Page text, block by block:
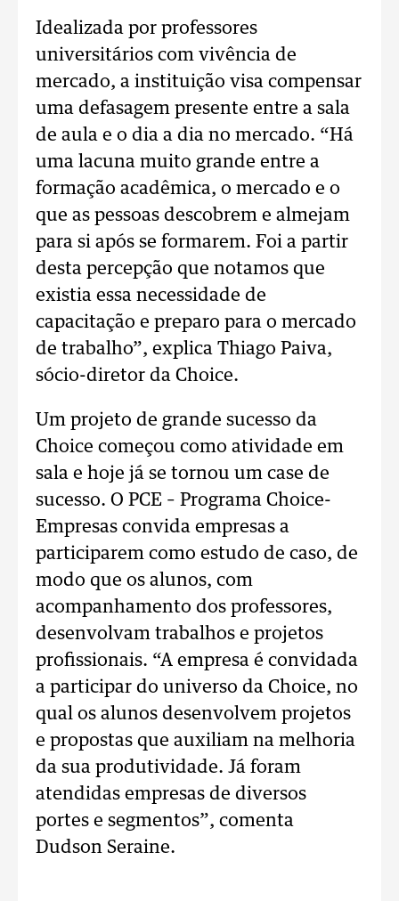
Idealizada por professores
universitários com vivência de
mercado, a instituição visa compensar
uma defasagem presente entre a sala
de aula e o dia a dia no mercado. “Há
uma lacuna muito grande entre a
formação acadêmica, o mercado e o
que as pessoas descobrem e almejam
para si após se formarem. Foi a partir
desta percepção que notamos que
existia essa necessidade de
capacitação e preparo para o mercado
de trabalho”, explica Thiago Paiva,
sócio-diretor da Choice.
Um projeto de grande sucesso da
Choice começou como atividade em
sala e hoje já se tornou um case de
sucesso. O PCE – Programa Choice-
Empresas convida empresas a
participarem como estudo de caso, de
modo que os alunos, com
acompanhamento dos professores,
desenvolvam trabalhos e projetos
profissionais. “A empresa é convidada
a participar do universo da Choice, no
qual os alunos desenvolvem projetos
e propostas que auxiliam na melhoria
da sua produtividade. Já foram
atendidas empresas de diversos
portes e segmentos”, comenta
Dudson Seraine.